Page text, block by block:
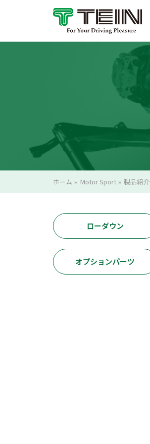
ホーム » Motor Sport»製品紹介
ローダウン
オプションパーツ